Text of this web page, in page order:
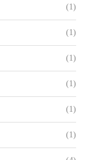
(1)
(1)
(1)
(1)
(1)
(1)